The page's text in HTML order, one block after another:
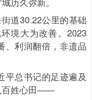
道30.22公里的基础
境大为改善。2023
、利润翻倍，非遗品
总书记的足迹遍及
百姓心田——